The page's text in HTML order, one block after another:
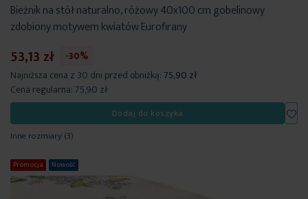
Bieżnik na stół naturalno, różowy 40x100 cm gobelinowy
zdobiony motywem kwiatów Eurofirany
53,13 zł
-30%
Najniższa cena z 30 dni przed obniżką: 75,90 zł
Cena regularna: 75,90 zł
Dodaj do koszyka
Inne rozmiary(3)
Promocja Nowość